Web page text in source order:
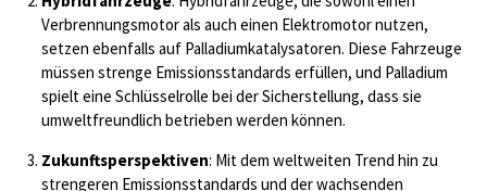
Verbrennungsmotor als auch einen Elektromotor nutzen,
setzen ebenfalls auf Palladiumkatalysatoren. Diese Fahrzeuge
müssen strenge Emissionsstandards erfüllen, und Palladium
spielt eine Schlüsselrolle bei der Sicherstellung, dass sie
umweltfreundlich betrieben werden können.
Zukunftsperspektiven: Mit dem weltweiten Trend hin zu
strengeren Emissionsstandards und der wachsenden